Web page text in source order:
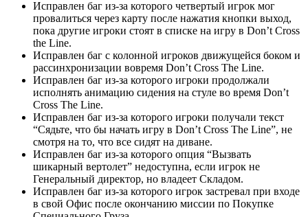
Исправлен баг из-за которого четвертый игрок мог
провалиться через карту после нажатия кнопки выход,
пока другие игроки стоят в списке на игру в Don’t Cross
the Line.
Исправлен баг с колонной игроков движущейся боком и
рассинхронизации вовремя Don’t Cross The Line.
Исправлен баг из-за которого игроки продолжали
исполнять анимацию сидения на стуле во время Don’t
Cross The Line.
Исправлен баг из-за которого игроки получали текст
“Сядьте, что бы начать игру в Don’t Cross The Line”, не
смотря на то, что все сидят на диване.
Исправлен баг из-за которого опция “Вызвать
шикарный вертолет” недоступна, если игрок не
Генеральный директор, но владеет Складом.
Исправлен баг из-за которого игрок застревал при входе
в свой Офис после окончанию миссии по Покупке